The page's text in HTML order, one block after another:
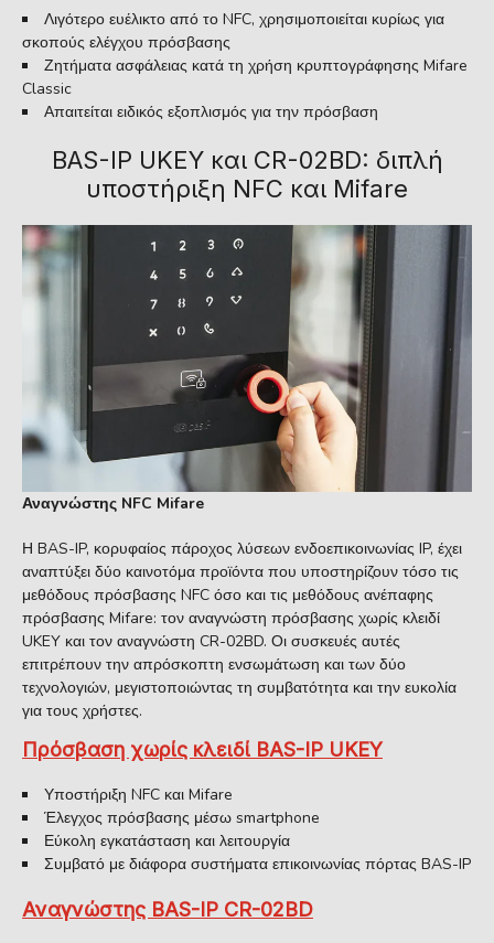
Λιγότερο ευέλικτο από το NFC, χρησιμοποιείται κυρίως για
σκοπούς ελέγχου πρόσβασης
Ζητήματα ασφάλειας κατά τη χρήση κρυπτογράφησης Mifare
Classic
Απαιτείται ειδικός εξοπλισμός για την πρόσβαση
BAS-IP UKEY και CR-02BD: διπλή
υποστήριξη NFC και Mifare
Αναγνώστης NFC Mifare
Η BAS-IP, κορυφαίος πάροχος λύσεων ενδοεπικοινωνίας IP, έχει
αναπτύξει δύο καινοτόμα προϊόντα που υποστηρίζουν τόσο τις
μεθόδους πρόσβασης NFC όσο και τις μεθόδους ανέπαφης
πρόσβασης Mifare: τον αναγνώστη πρόσβασης χωρίς κλειδί
UKEY και τον αναγνώστη CR-02BD. Οι συσκευές αυτές
επιτρέπουν την απρόσκοπτη ενσωμάτωση και των δύο
τεχνολογιών, μεγιστοποιώντας τη συμβατότητα και την ευκολία
για τους χρήστες.
Πρόσβαση χωρίς κλειδί BAS-IP UKEY
Υποστήριξη NFC και Mifare
Έλεγχος πρόσβασης μέσω smartphone
Εύκολη εγκατάσταση και λειτουργία
Συμβατό με διάφορα συστήματα επικοινωνίας πόρτας BAS-IP
Αναγνώστης BAS-IP CR-02BD